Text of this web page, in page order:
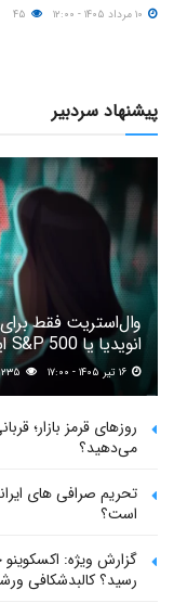
پیشنهاد سردبیر
وال‌استریت فقط
انویدیا یا S&P 500 این راهنما را بخوانید
۲۳۵
روزهای قرمز بازار؛
می‌دهید؟
تحریم صرافی های
است؟
گزارش ویژه:
رسید؟ کالبدشکافی